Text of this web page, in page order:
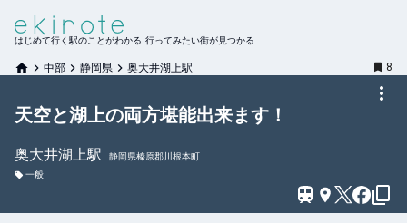
はじめて行く駅のことがわかる 行ってみたい街が見つかる
中部 静岡県 奥大井湖上駅 8
天空と湖上の両方堪能出来ます！
奥大井湖上駅
静岡県榛原郡川根本町
一般